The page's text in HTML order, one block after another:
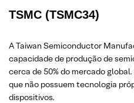
TSMC (TSMC34)
A Taiwan Semiconductor
capacidade de produção de
cerca de 50% do mercado
que não possuem tecnologia
dispositivos.